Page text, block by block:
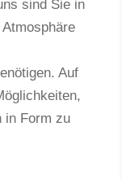
sind Sie in
Auf
in Form zu